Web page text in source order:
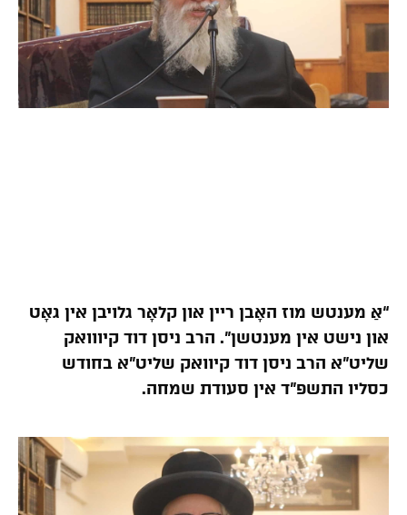
“אַ מענטש מוז האָבן ריין און קלאָר גלויבן אין גאָט
און נישט אין מענטשן”. הרב ניסן דוד קיווואק
שליט”א הרב ניסן דוד קיוואק שליט”א בחודש
כסליו התשפ”ד אין סעודת שמחה.